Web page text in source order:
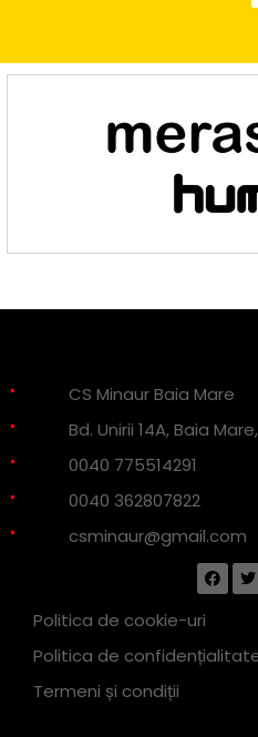
CS Minaur Baia Mare
Bd. Unirii 14A, Baia
0040 775514291
0040 362807822
csminaur@gmail.com
Politica de cookie-uri
Politica de
Termeni și condiții